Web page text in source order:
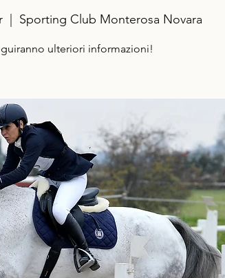
  |
Sporting Club Monterosa Novara
ulteriori informazioni!